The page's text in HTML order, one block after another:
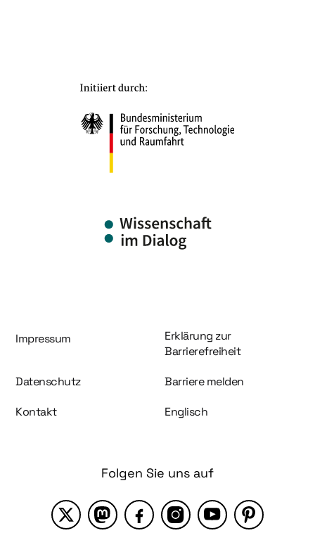
Information und Service
Impressum
Erklärung zur
Barrierefreiheit
Datenschutz Barriere melden
Kontakt Englisch
Folgen Sie uns auf